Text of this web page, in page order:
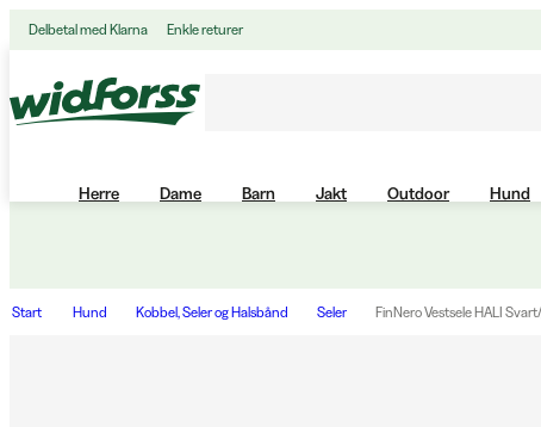
Delbetal med Klarna Enkle returer
Herre Dame Barn Jakt Outdoor Hund
Start Hund Kobbel, Seler og Halsbånd Seler FinNero Vestsele HALI